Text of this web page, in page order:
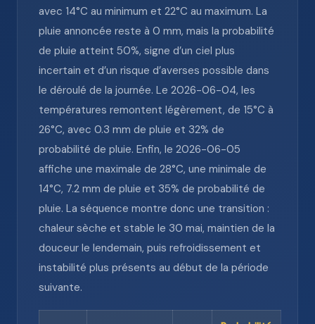
avec 14°C au minimum et 22°C au maximum. La
pluie annoncée reste à 0 mm, mais la probabilité
de pluie atteint 50%, signe d’un ciel plus
incertain et d’un risque d’averses possible dans
le déroulé de la journée. Le 2026-06-04, les
températures remontent légèrement, de 15°C à
26°C, avec 0.3 mm de pluie et 32% de
probabilité de pluie. Enfin, le 2026-06-05
affiche une maximale de 28°C, une minimale de
14°C, 7.2 mm de pluie et 35% de probabilité de
pluie. La séquence montre donc une transition :
chaleur sèche et stable le 30 mai, maintien de la
douceur le lendemain, puis refroidissement et
instabilité plus présents au début de la période
suivante.